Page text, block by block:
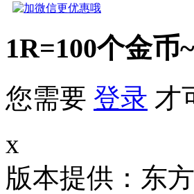
1R=100个金
您需要 登录 才
x
版本提供：东